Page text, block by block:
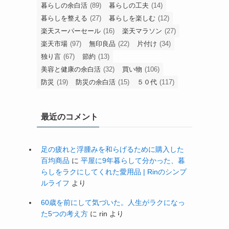
暮らしの余白活 (89) 暮らしの工夫 (14)
暮らしを整える (27) 暮らしを楽しむ (12)
楽天スーパーセール (16) 楽天マラソン (27)
楽天市場 (97) 無印良品 (22) 片付け (34)
独り言 (67) 節約 (13)
美容と健康の余白活 (32) 買い物 (106)
防災 (19) 防災の余白活 (15) ５０代 (117)
最近のコメント
足の疲れと浮腫みを和らげるために購入した
百均商品 に 平屋に9年暮らして分かった、暮
らしをラクにしてくれた愛用品 | Rinのシンプ
ルライフ より
60歳を前にして気づいた。人生がラクになっ
た5つの考え方 に rin より